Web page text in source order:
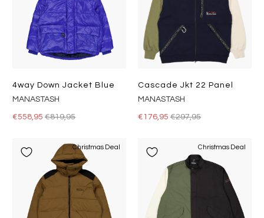
4way Down Jacket Blue
MANASTASH
€558,95€819,95
Cascade Jkt 22 Panel
MANASTASH
€176,95 €297,95
Christmas Deal Christmas Deal